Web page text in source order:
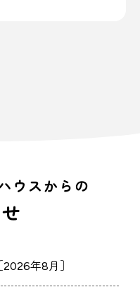
ウスからの
年8月］